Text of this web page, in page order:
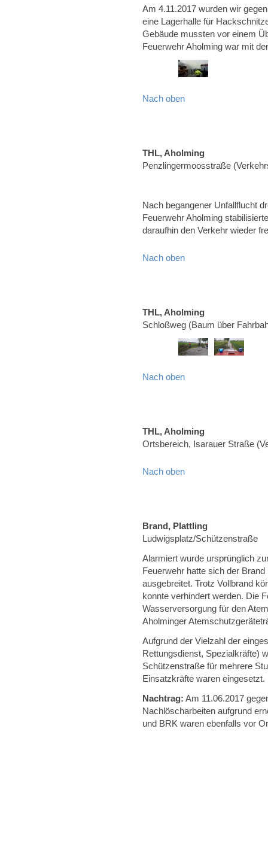
Am 4.11.2017 wurden wir
eine Lagerhalle für
Gebäude mussten vor einem
Feuerwehr Aholming war mit
Nach oben
THL, Aholming
Penzlingermoosstraße
Nach begangener Unfallflucht
Feuerwehr Aholming
daraufhin den Verkehr wieder
Nach oben
THL, Aholming
Schloßweg (Baum über
Nach oben
THL, Aholming
Ortsbereich, Isarauer Straße
Nach oben
Brand, Plattling
Ludwigsplatz/Schützenstraße
Alarmiert wurde ursprünglich
Feuerwehr hatte sich der
ausgebreitet. Trotz Vollbrand
konnte verhindert werden. Die
Wasserversorgung für den
Aholminger
Aufgrund der Vielzahl der
Rettungsdienst, Spezialkräfte)
Schützenstraße für mehrere
Einsatzkräfte waren eingesetzt.
Nachtrag: Am 11.06.2017
Nachlöscharbeiten aufgrund
und BRK waren ebenfalls vor